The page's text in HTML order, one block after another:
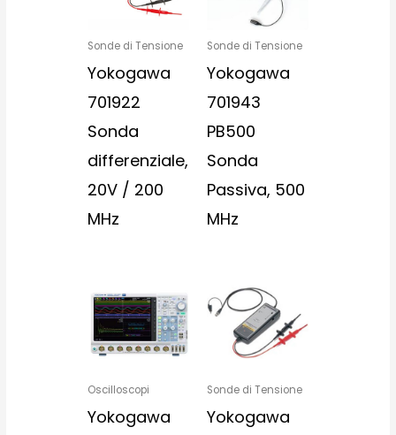
Sonde di Tensione
Yokogawa
701922
Sonda
differenziale,
20V / 200
MHz
Sonde di Tensione
Yokogawa
701943
PB500
Sonda
Passiva, 500
MHz
Oscilloscopi
Yokogawa
Sonde di Tensione
Yokogawa